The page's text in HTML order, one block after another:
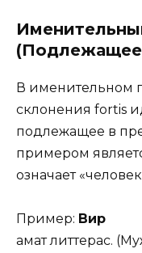
В именительном
склонения fortis
подлежащее в
примером
означает
Пример: Вир
амат литтерас.